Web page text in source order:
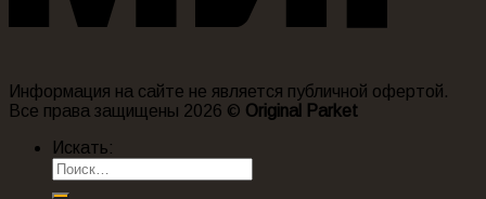
Информация на сайте не является публичной офертой.
Все права защищены 2026 © Original Parket
Искать: